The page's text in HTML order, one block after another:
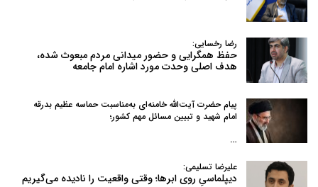
رضا رخسایی:
حفظ همگرایی و حضور میدانی مردم مبعوث شده،
هدف اصلی وحدت مورد اشاره امام جامعه
پیام حضرت آیت‌الله خامنه‌ای به‌مناسبت حماسه عظیم بدرقه
امام شهید و تبیین مسائل مهم کشور؛
…
علیرضا تسلیمی:
دیپلماسیِ روی ابرها؛ وقتی واقعیت را نادیده می‌گیریم